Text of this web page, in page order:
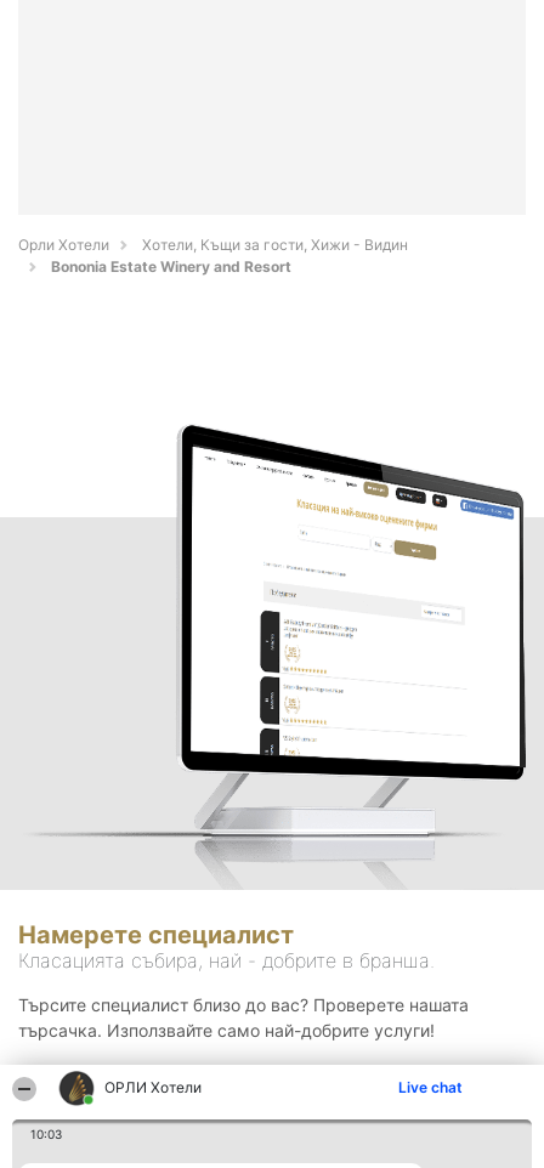
ОРЛИ Хотели Live chat
10:03
Орли Хотели
Хотели, Къщи за гости, Хижи - Видин
Bononia Estate Winery and Resort
Намерете специалист
Класацията събира, най - добрите в бранша.
Търсите специалист близо до вас? Проверете нашата
търсачка. Използвайте само най-добрите услуги!